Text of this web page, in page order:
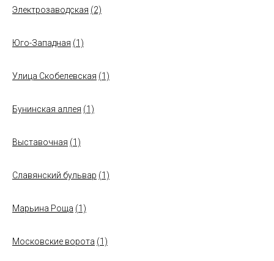
Электрозаводская (2)
Юго-Западная (1)
Улица Скобелевская (1)
Бунинская аллея (1)
Выставочная (1)
Славянский бульвар (1)
Марьина Роща (1)
Московские ворота (1)